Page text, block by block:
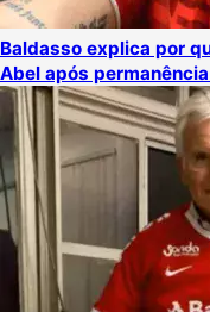
Baldasso explica por
Abel após